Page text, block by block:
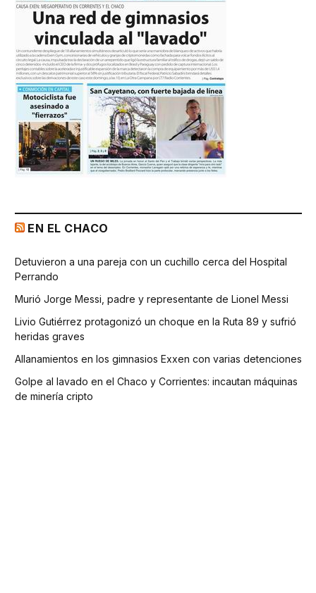
EN EL CHACO
Detuvieron a una pareja con un cuchillo cerca del Hospital
Perrando
Murió Jorge Messi, padre y representante de Lionel Messi
Livio Gutiérrez protagonizó un choque en la Ruta 89 y sufrió
heridas graves
Allanamientos en los gimnasios Exxen con varias detenciones
Golpe al lavado en el Chaco y Corrientes: incautan máquinas
de minería cripto